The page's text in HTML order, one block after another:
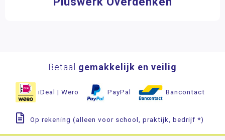
Betaal gemakkelijk en veilig
iDeal | Wero PayPal Bancontact
Op rekening (alleen voor school, praktijk, bedrijf *)